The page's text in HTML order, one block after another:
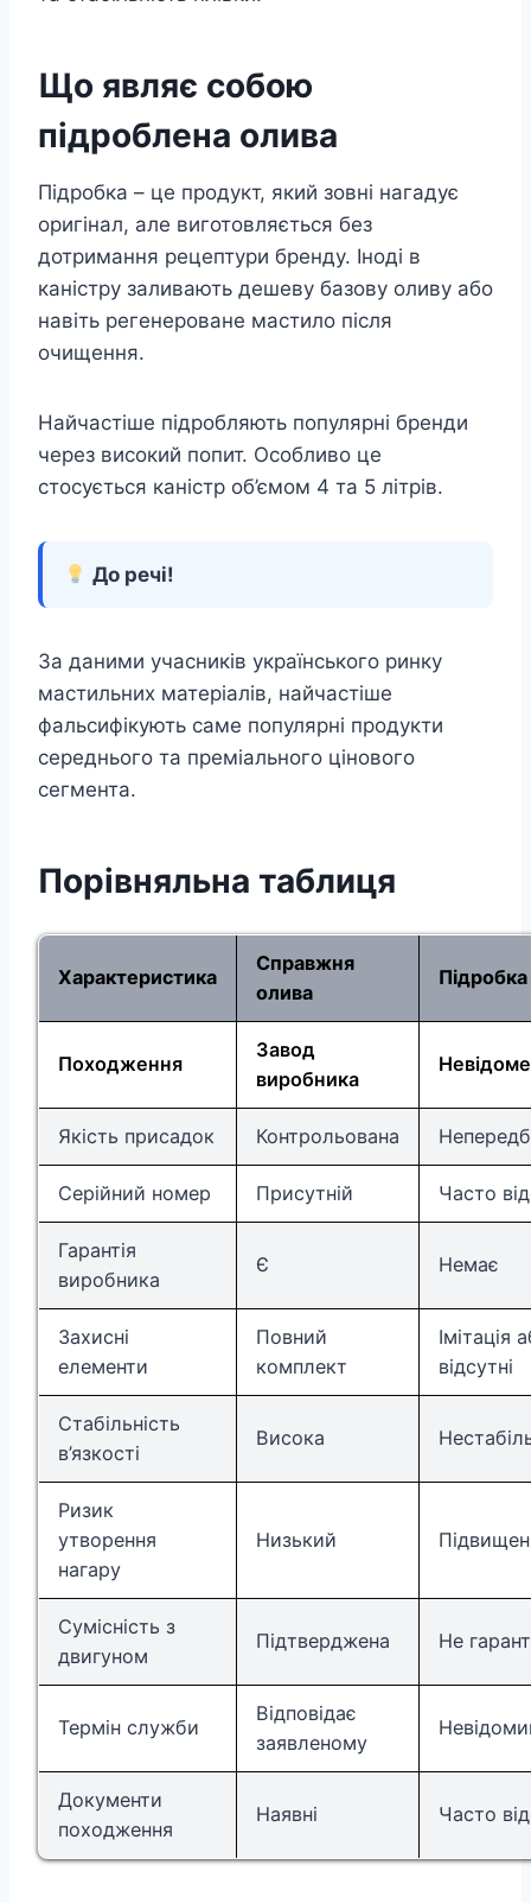
Що являє собою
підроблена олива
Підробка – це продукт, який зовні нагадує
оригінал, але виготовляється без
дотримання рецептури бренду. Іноді в
каністру заливають дешеву базову оливу або
навіть регенероване мастило після
очищення.
Найчастіше підробляють популярні бренди
через високий попит. Особливо це
стосується каністр об’ємом 4 та 5 літрів.
До речі!
За даними учасників українського ринку
мастильних матеріалів, найчастіше
фальсифікують саме популярні продукти
середнього та преміального цінового
сегмента.
Порівняльна таблиця
Характеристика
Справжня
олива
Підробка
Походження
Завод
виробника
Невідоме
Якість присадок Контрольована
Серійний номер Присутній Часто
Гарантія
виробника
Є Немає
Захисні
елементи
Повний
комплект
Імітація
відсутні
Стабільність
в’язкості
Висока
Ризик
утворення
нагару
Низький
Сумісність з
двигуном
Підтверджена Не
Термін служби
Відповідає
заявленому
Документи
походження
Наявні Часто